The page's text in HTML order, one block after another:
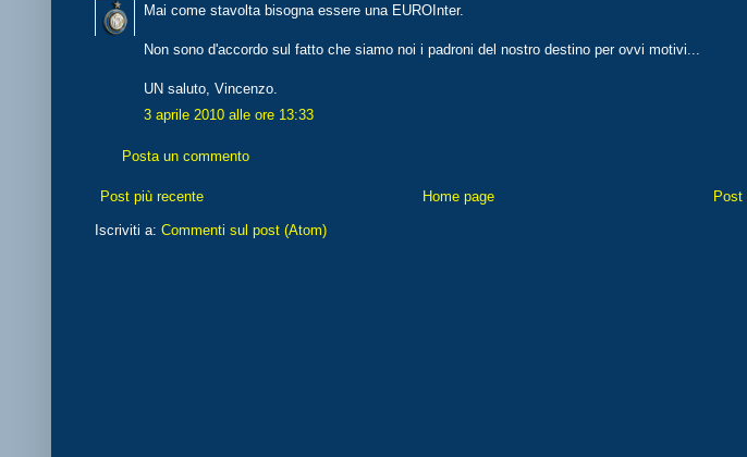
Mai come stavolta bisogna essere una EUROInter.
Non sono d'accordo sul fatto che siamo noi i padroni del nostro destino per ovvi motivi...
UN saluto, Vincenzo.
3 aprile 2010 alle ore 13:33
Posta un commento
Post più recente Post
Home page
Iscriviti a: Commenti sul post (Atom)